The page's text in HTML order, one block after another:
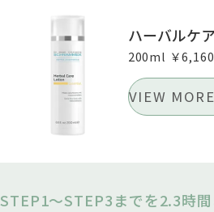
ハーバルケ
200ml ￥
VIEW MORE
STEP1〜STEP3までを2.3時間